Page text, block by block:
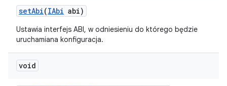
setAbi(IAbi abi)
Ustawia interfejs ABI, w odniesieniu do którego będzie
uruchamiana konfiguracja.
void